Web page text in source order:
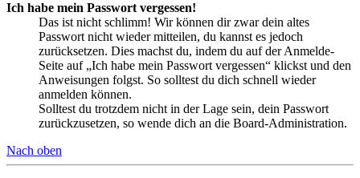
Ich habe mein Passwort vergessen!
Das ist nicht schlimm! Wir können dir zwar dein altes
Passwort nicht wieder mitteilen, du kannst es jedoch
zurücksetzen. Dies machst du, indem du auf der Anmelde-
Seite auf „Ich habe mein Passwort vergessen“ klickst und den
Anweisungen folgst. So solltest du dich schnell wieder
anmelden können.
Solltest du trotzdem nicht in der Lage sein, dein Passwort
zurückzusetzen, so wende dich an die Board-Administration.
Nach oben